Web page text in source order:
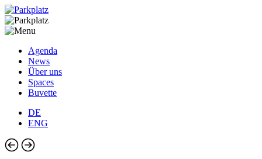
Agenda
News
Über uns
Spaces
Buvette
DE
ENG